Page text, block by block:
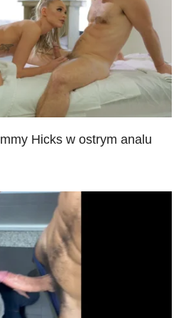
Hicks w ostrym analu